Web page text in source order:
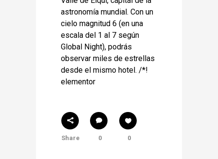
astronomía mundial. Con un
cielo magnitud 6 (en una
escala del 1 al 7 según
Global Night), podrás
observar miles de estrellas
desde el mismo hotel. /*!
elementor
Share 0 0